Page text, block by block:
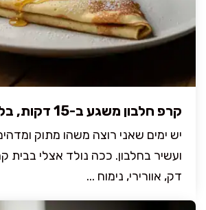
קרפ חלבון משגע ב-15 דקות, בלי קמח בכלל
יש ימים שאני רוצה משהו מתוק
ועשיר בחלבון. ככה נולד אצלי בבית
דק, אוורירי, נימוח ...